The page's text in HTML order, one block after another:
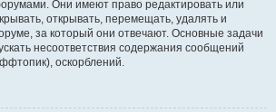
Они имеют право редактировать или
открывать, перемещать, удалять и
за который они отвечают. Основные задачи
несоответствия содержания сообщений
оскорблений.